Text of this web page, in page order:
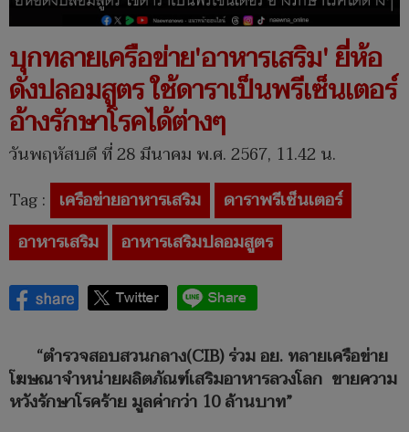
บุกทลายเครือข่าย'อาหารเสริม' ยี่ห้อ
ดังปลอมสูตร ใช้ดาราเป็นพรีเซ็นเตอร์
อ้างรักษาโรคได้ต่างๆ
วันพฤหัสบดี ที่ 28 มีนาคม พ.ศ. 2567, 11.42 น.
Tag : เครือข่ายอาหารเสริม
ดาราพรีเซ็นเตอร์
อาหารเสริม
อาหารเสริมปลอมสูตร
“ตำรวจสอบสวนกลาง(CIB) ร่วม อย. ทลายเครือข่าย
โฆษณาจำหน่ายผลิตภัณฑ์เสริมอาหารลวงโลก ขายความ
หวังรักษาโรคร้าย มูลค่ากว่า 10 ล้านบาท”